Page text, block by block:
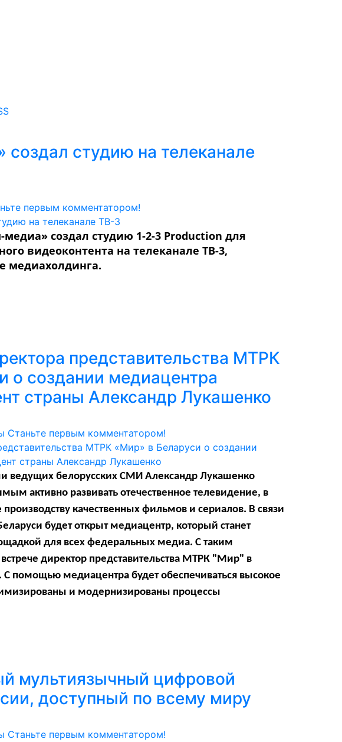
создал студию на телеканале
первым комментатором!
создал студию 1-2-3 Production для
видеоконтента на телеканале ТВ-3,
медиахолдинга.
представительства МТРК
о создании медиацентра
страны Александр Лукашенко
Станьте первым комментатором!
ведущих белорусских СМИ Александр Лукашенко
активно развивать отечественное телевидение, в
производству качественных фильмов и сериалов. В связи
будет открыт медиацентр, который станет
для всех федеральных медиа. С таким
директор представительства МТРК "Мир" в
помощью медиацентра будет обеспечиваться высокое
и модернизированы процессы
мультиязычный цифровой
доступный по всему миру
Станьте первым комментатором!